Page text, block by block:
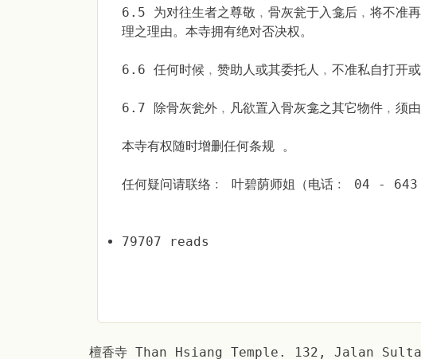
6.5 为对往生者之尊敬﹐骨灰瓮于入龛后﹐将不准
理之理由。本寺拥有绝对否决权。
6.6 任何时候﹐赞助人或其委托人﹐不准私自打开或
6.7 除骨灰瓮外﹐凡欲置入骨灰龛之其它物件﹐须
本寺有权随时增删任何条规 。
任何疑问请联络﹕ 叶碧荫师姐（电话﹕ 04 -
79707 reads
檀香寺 Than Hsiang Temple. 132, Jalan